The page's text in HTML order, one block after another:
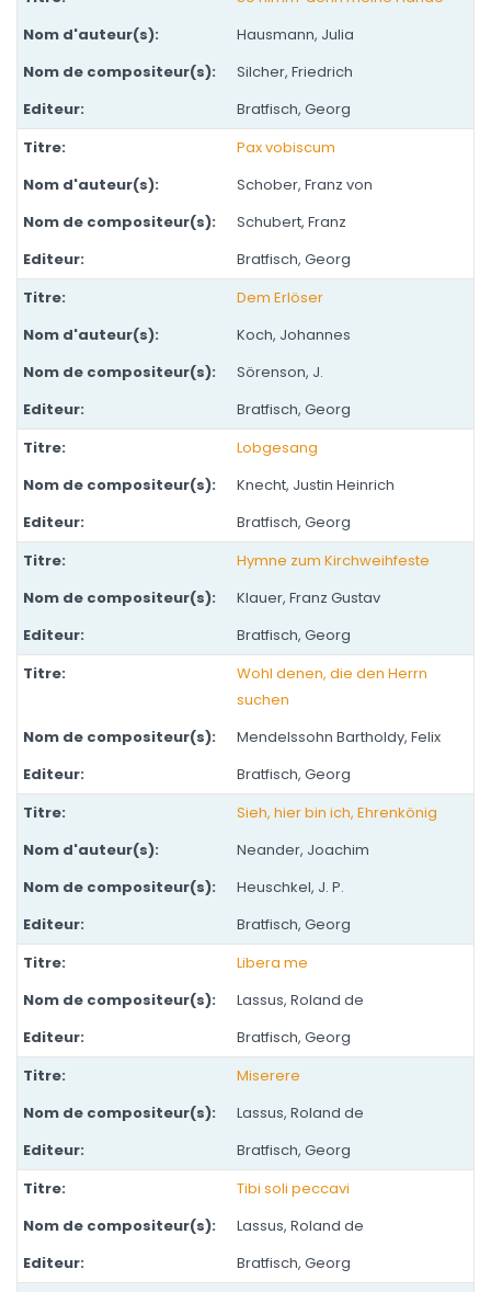
Hausmann, Julia
Silcher, Friedrich
Bratfisch, Georg
Pax vobiscum
Schober, Franz von
Schubert, Franz
Bratfisch, Georg
Dem Erlöser
Koch, Johannes
Sörenson, J.
Bratfisch, Georg
Lobgesang
Knecht, Justin Heinrich
Bratfisch, Georg
Hymne zum Kirchweihfeste
Klauer, Franz Gustav
Bratfisch, Georg
Wohl denen, die den Herrn
suchen
Mendelssohn Bartholdy, Felix
Bratfisch, Georg
Sieh, hier bin ich, Ehrenkönig
Neander, Joachim
Heuschkel, J. P.
Bratfisch, Georg
Libera me
Lassus, Roland de
Bratfisch, Georg
Miserere
Lassus, Roland de
Bratfisch, Georg
Tibi soli peccavi
Lassus, Roland de
Bratfisch, Georg